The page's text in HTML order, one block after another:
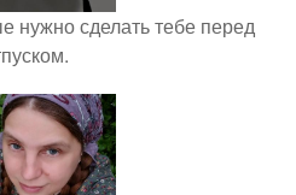
нужно сделать тебе перед